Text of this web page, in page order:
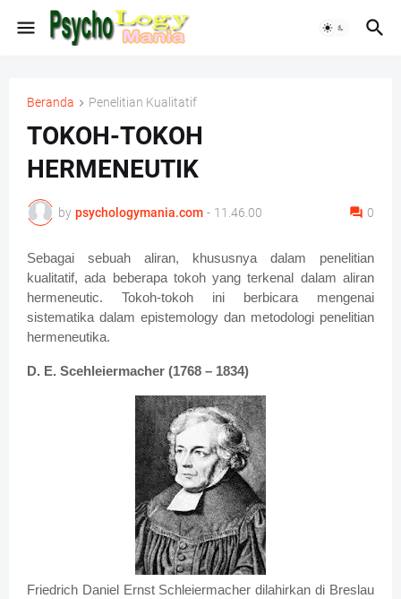
Beranda Penelitian Kualitatif
TOKOH-TOKOH
HERMENEUTIK
by psychologymania.com - 11.46.00 0
Sebagai sebuah aliran, khususnya dalam penelitian
kualitatif, ada beberapa tokoh yang terkenal dalam aliran
hermeneutic. Tokoh-tokoh ini berbicara mengenai
sistematika dalam epistemology dan metodologi penelitian
hermeneutika.
D. E. Scehleiermacher (1768 – 1834)
Friedrich Daniel Ernst Schleiermacher dilahirkan di Breslau